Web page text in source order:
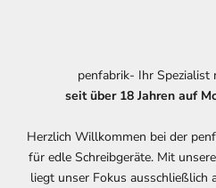
penfabrik- Ihr
seit über 18 Jahren auf
Herzlich Willkommen bei der
für edle Schreibgeräte. Mit
liegt unser Fokus ausschließlich